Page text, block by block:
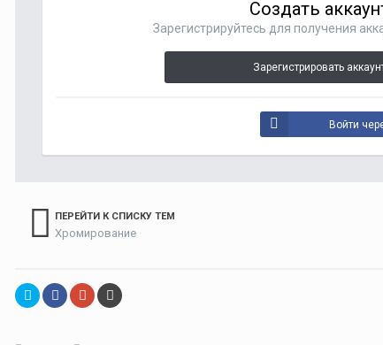
Создать
Зарегистрируйтесь для получения
Зарегистрировать
Войти
ПЕРЕЙТИ К СПИСКУ ТЕМ
Хромирование